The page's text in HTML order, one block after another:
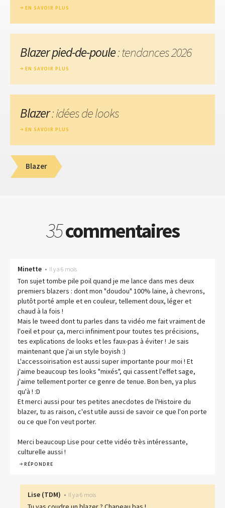
EN SAVOIR PLUS
Blazer pied-de-poule: tendances 2026
EN SAVOIR PLUS
Blazer: idées de looks
EN SAVOIR PLUS
Blazer
35commentaires
Minette • Il y a 6 mois
Ton sujet tombe pile poil quand je me lance dans mes deux
premiers blazers : dont mon "doudou" 100% laine, à chevrons,
plutôt porté ample et en couleur, tellement doux, léger et
chaud à la fois !
Mais le tweed dont tu parles dans ta vidéo me fait vraiment de
l'oeil et pour ça, merci infiniment pour toutes tes précisions,
tes explications de looks et les faux-pas à éviter ! Je sais
maintenant que j'ai un style boyish :)
L'accessoirisation est aussi super importante pour moi ! Et
j'aime beaucoup tes looks "mixés", qui cassent l'effet sage,
j'aime tellement porter ce genre de tenue. Bon ben, ya plus
qu'à ! :D
Et merci aussi pour tes petites anecdotes de l'Histoire du
blazer, tu as raison, c'est utile aussi de savoir ce que l'on porte
ou ce que l'on veut porter.
Merci beaucoup Lise pour cette vidéo très intéressante,
culturelle aussi !
RÉPONDRE
Lise (TDM) • Il y a 6 mois